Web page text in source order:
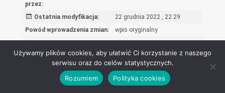
przez:
Ostatnia modyfikacja:
22 grudnia 2022 , 22:29
Powód wprowadzenia zmian:
wpis oryginalny
Ośrodek Rozwoju Edukacji - Biuletyn Informacji Publicznej 2026
Używamy plików cookies, aby ułatwić Ci korzystanie z naszego
serwisu oraz do celów statystycznych.
Rozumiem
Polityka cookies